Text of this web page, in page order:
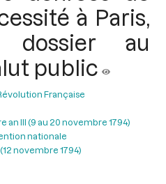
à Paris,
dossier au
public
Française
an III (9 au 20 novembre 1794)
nationale
novembre 1794)